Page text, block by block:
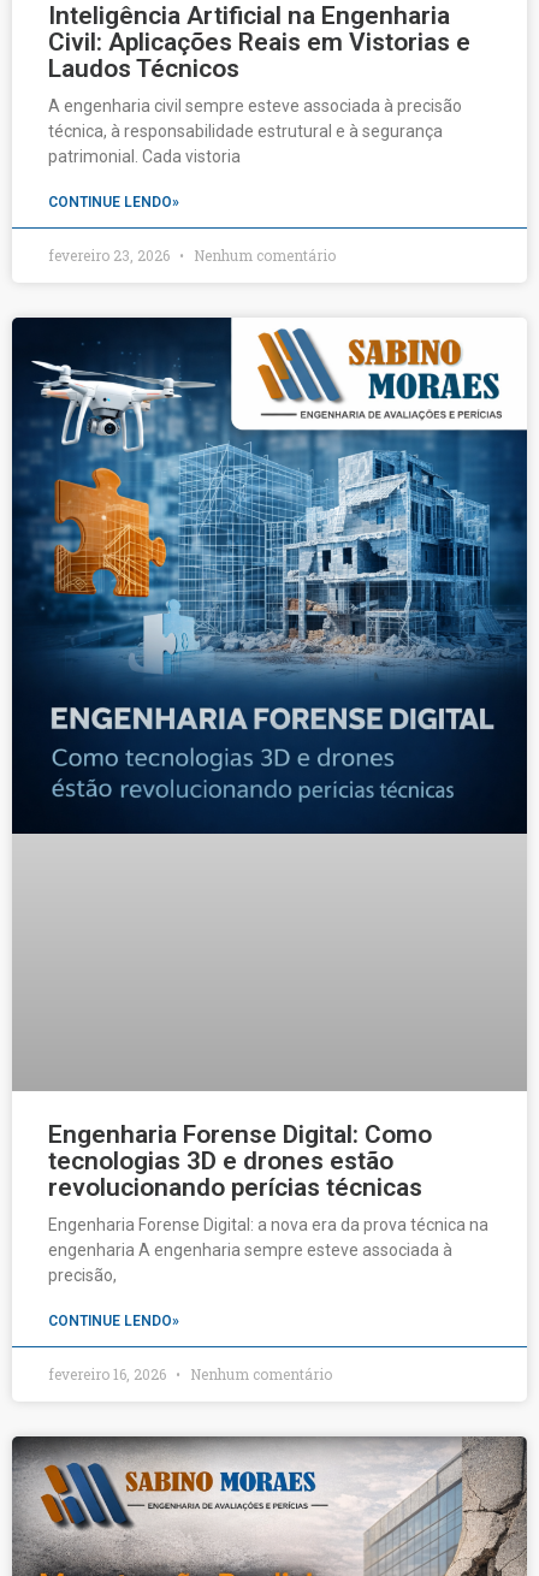
Inteligência Artificial na Engenharia
Civil: Aplicações Reais em Vistorias e
Laudos Técnicos
A engenharia civil sempre esteve associada à precisão
técnica, à responsabilidade estrutural e à segurança
patrimonial. Cada vistoria
CONTINUE LENDO»
fevereiro 23, 2026 Nenhum comentário
Engenharia Forense Digital: Como
tecnologias 3D e drones estão
revolucionando perícias técnicas
Engenharia Forense Digital: a nova era da prova técnica na
engenharia A engenharia sempre esteve associada à
precisão,
CONTINUE LENDO»
fevereiro 16, 2026 Nenhum comentário